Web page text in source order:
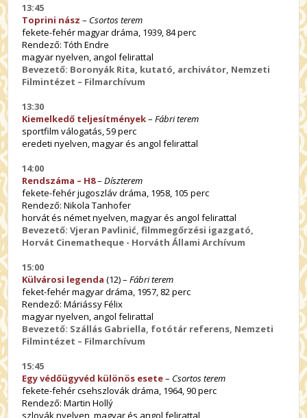
13:45
Toprini nász – Csortos terem
fekete-fehér magyar dráma, 1939, 84 perc
Rendező: Tóth Endre
magyar nyelven, angol felirattal
Bevezető: Boronyák Rita, kutató, archivátor, Nemzeti
Filmintézet – Filmarchívum
13:30
Kiemelkedő teljesítmények–Fábri terem
sportfilm válogatás, 59 perc
eredeti nyelven, magyar és angol felirattal
14:00
Rendszáma – H8–Díszterem
fekete-fehér jugoszláv dráma, 1958, 105 perc
Rendező: Nikola Tanhofer
horvát és német nyelven, magyar és angol felirattal
Bevezető: Vjeran Pavlinić, filmmegőrzési igazgató,
Horvát Cinematheque - Horváth Állami Archívum
15:00
Külvárosi legenda (12) –Fábri terem
feket-fehér magyar dráma, 1957, 82 perc
Rendező: Máriássy Félix
magyar nyelven, angol felirattal
Bevezető: Szállás Gabriella, fotótár referens, Nemzeti
Filmintézet – Filmarchívum
15:45
Egy védőügyvéd különös esete– Csortos terem
fekete-fehér csehszlovák dráma, 1964, 90 perc
Rendező: Martin Hollý
szlovák nyelven, magyar és angol felirattal